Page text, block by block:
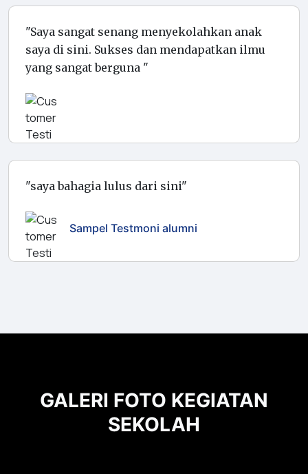
"Saya sangat senang menyekolahkan anak
saya di sini. Sukses dan mendapatkan ilmu
yang sangat berguna "
"saya bahagia lulus dari sini"
Sampel Testmoni alumni
GALERI FOTO KEGIATAN
SEKOLAH